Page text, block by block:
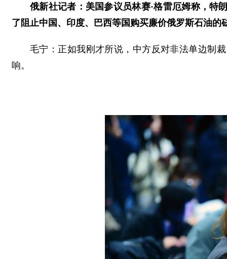
俄新社记者：美国参议员林赛·格雷厄姆称，特
了阻止中国、印度、巴西等国购买廉价俄罗斯石油的
毛宁：正如我刚才所说，中方反对非法单边制
响。